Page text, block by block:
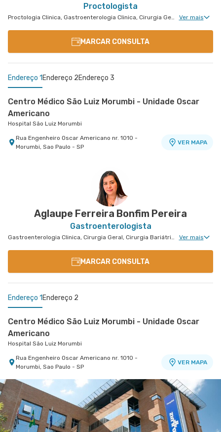
Proctologista
Proctologia Clinica, Gastroenterologia Clinica, Cirurgia Geral, Cirurgia Bariátrica, Cirurgia do Aparelho Digestivo, Cirurgia Robótica do Aparelho Digestivo, Cirurgia de Fígado, Cirurgia Oncológica, Cirurgia Oncológica do Aparelho Digestivo Ver mais
MARCAR CONSULTA
Endereço 1 Endereço 2Endereço 3
Centro Médico São Luiz Morumbi - Unidade Oscar
Americano
Hospital São Luiz Morumbi
Rua Engenheiro Oscar Americano nr. 1010 -
Morumbi, Sao Paulo - SP
VER MAPA
Rua Dona Veridiana nr. 311 - Vila Buarque, Sao
Rua Das Perobas nr. 266 - Jabaquara, Sao Paulo
Aglaupe Ferreira Bonfim Pereira
Gastroenterologista
Gastroenterologia Clinica, Cirurgia Geral, Cirurgia Bariátrica, Cirurgia do Aparelho Digestivo, Doenças Inflamatórias Intestinais, Cirurgia Oncológica, Cirurgia Oncológica do Aparelho Digestivo Ver mais
MARCAR CONSULTA
Endereço 1 Endereço 2
Centro Médico São Luiz Morumbi - Unidade Oscar
Americano
Hospital São Luiz Morumbi
Rua Engenheiro Oscar Americano nr. 1010 -
Morumbi, Sao Paulo - SP
VER MAPA
Centro Médico Virgínia - Osasco
Hospital São Luiz Osasco
Rua Virginia Crivilari nr. 334 - Centro, Osasco -
SP
VER MAPA